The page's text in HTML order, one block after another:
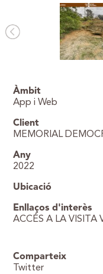
Àmbit
App i Web
Client
MEMORIAL
Any
2022
Ubicació
Enllaços d'interès
ACCÉS A LA VISITA
Comparteix
Twitter